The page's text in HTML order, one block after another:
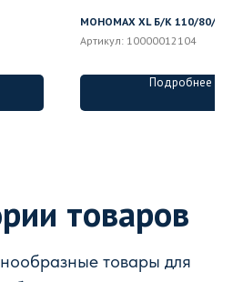
МОНОМАХ XL Б/К 110/80/44
Артикул: 10000012104
Подробнее
товаров
товары для